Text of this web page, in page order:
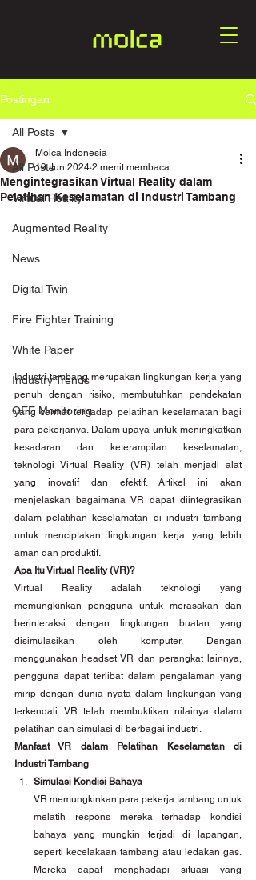
Postingan
All Posts
Virtual Reality
Augmented Reality
News
Digital Twin
Fire Fighter Training
White Paper
Industry Trends
OEE Monitoring
All Posts
Mengintegrasikan Virtual Reality dalam
Pelatihan Keselamatan di Industri Tambang
Molca Indonesia
19 Jun 2024 2 menit membaca
Industri tambang merupakan lingkungan kerja yang
penuh dengan risiko, membutuhkan pendekatan
yang cermat terhadap pelatihan keselamatan bagi
para pekerjanya. Dalam upaya untuk meningkatkan
kesadaran dan keterampilan keselamatan,
teknologi Virtual Reality (VR) telah menjadi alat
yang inovatif dan efektif. Artikel ini akan
menjelaskan bagaimana VR dapat diintegrasikan
dalam pelatihan keselamatan di industri tambang
untuk menciptakan lingkungan kerja yang lebih
aman dan produktif.
Apa Itu Virtual Reality (VR)?
Virtual Reality adalah teknologi yang
memungkinkan pengguna untuk merasakan dan
berinteraksi dengan lingkungan buatan yang
disimulasikan oleh komputer. Dengan
menggunakan headset VR dan perangkat lainnya,
pengguna dapat terlibat dalam pengalaman yang
mirip dengan dunia nyata dalam lingkungan yang
terkendali. VR telah membuktikan nilainya dalam
pelatihan dan simulasi di berbagai industri.
Manfaat VR dalam Pelatihan Keselamatan di
Industri Tambang
Simulasi Kondisi Bahaya
VR memungkinkan para pekerja tambang untuk
melatih respons mereka terhadap kondisi
bahaya yang mungkin terjadi di lapangan,
seperti kecelakaan tambang atau ledakan gas.
Mereka dapat menghadapi situasi yang